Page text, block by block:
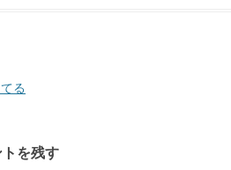
る
トを残す